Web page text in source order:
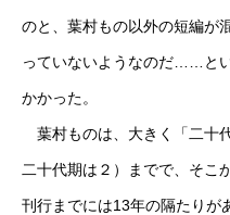
のと、葉村もの以外の短編が
っていないようなのだ……と
かかった。
葉村ものは、大きく「二十
二十代期は２）までで、そこ
刊行までには13年の隔たりが